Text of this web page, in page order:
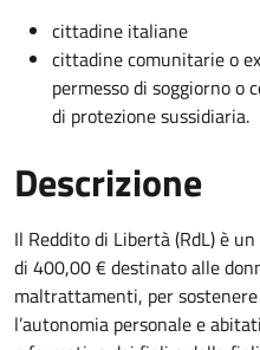
cittadine italiane
cittadine comunitarie o
permesso di soggiorno
di protezione sussidiaria.
Descrizione
Il Reddito di Libertà (RdL) è
di 400,00 € destinato alle
maltrattamenti, per
l’autonomia personale e